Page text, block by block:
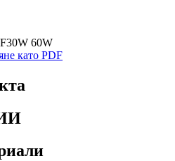
60W
като PDF